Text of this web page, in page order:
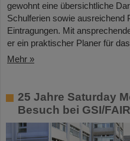
gewohnt eine übersichtliche
Schulferien sowie ausreichend
Eintragungen. Mit
er ein praktischer Planer für
Mehr »
25 Jahre Saturday
Besuch bei GSI/